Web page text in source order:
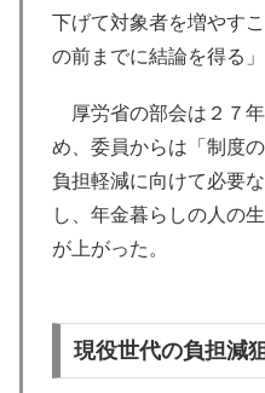
下げて対象者を増やす
の前までに結論を得る」
厚労省の部会は２７
め、委員からは「制度
負担軽減に向けて必要
し、年金暮らしの人の
が上がった。
現役世代の負担減